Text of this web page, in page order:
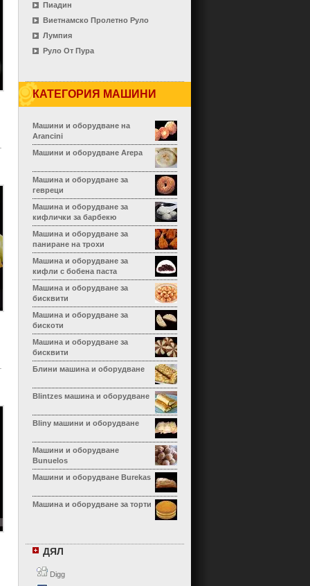
Пиадин
Виетнамско Пролетно Руло
Лумпия
Руло От Пура
КАТЕГОРИЯ МАШИНИ
Машини и оборудване на
Arancini
Машини и оборудване Arepa
Машина и оборудване за
гевреци
Машина и оборудване за
кифлички за барбекю
Машина и оборудване за
паниране на трохи
Машина и оборудване за
кифли с бобена паста
Машина и оборудване за
бисквити
Машина и оборудване за
бискоти
Машина и оборудване за
бисквити
Блини машина и оборудване
Blintzes машина и оборудване
Bliny машини и оборудване
Машини и оборудване
Bunuelos
Машини и оборудване Burekas
Машина и оборудване за торти
Машина и оборудване за
канелони
ДЯЛ
Digg